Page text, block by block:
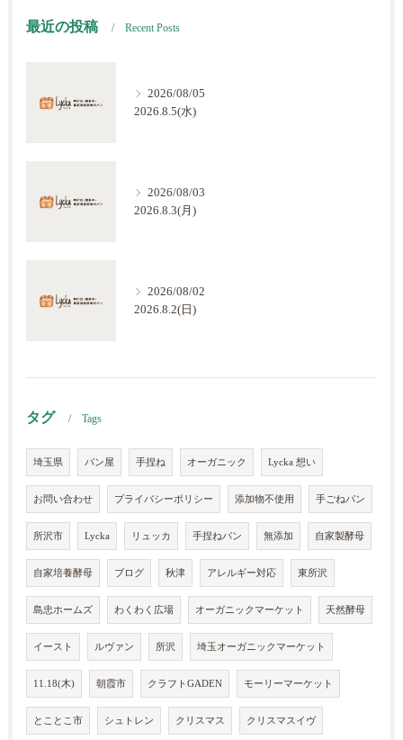
最近の投稿 Recent Posts
2026/08/05
2026.8.5(水)
2026/08/03
2026.8.3(月)
2026/08/02
2026.8.2(日)
タグ Tags
埼玉県 パン屋 手捏ね オーガニック Lycka 想い
お問い合わせ プライバシーポリシー 添加物不使用 手ごねパン
所沢市 Lycka リュッカ 手捏ねパン 無添加 自家製酵母
自家培養酵母 ブログ 秋津 アレルギー対応 東所沢
島忠ホームズ わくわく広場 オーガニックマーケット 天然酵母
イースト ルヴァン 所沢 埼玉オーガニックマーケット
11.18(木) 朝霞市 クラフトGADEN モーリーマーケット
とことこ市 シュトレン クリスマス クリスマスイヴ